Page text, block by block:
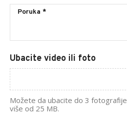
Ubacite video ili foto
Možete da ubacite do 3
više od 25 MB.